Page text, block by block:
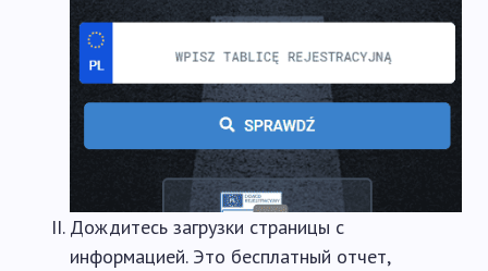
Дождитесь загрузки страницы с
информацией. Это бесплатный отчет,